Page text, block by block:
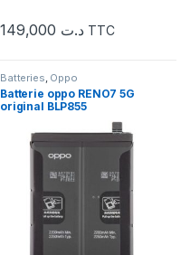
د.ت TTC
Batteries Oppo
Batterie oppo RENO7 5G
original BLP855